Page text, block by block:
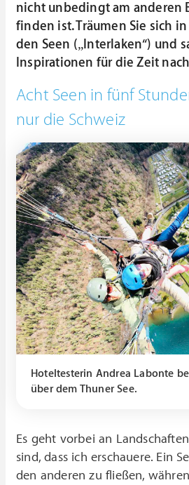
nicht unbedingt am anderen
finden ist. Träumen Sie sich
den Seen („Interlaken“) und
Inspirationen für die Zeit
Acht Seen in fünf
nur die Schweiz
Hoteltesterin Andrea Labonte
über dem Thuner See.
Es geht vorbei an
sind, dass ich erschauere. Ein
den anderen zu fließen,